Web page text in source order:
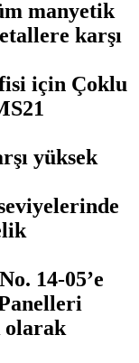
manyetik
karşı
için Çoklu
yüksek
14-05’e
olarak